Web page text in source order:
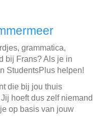
grammatica,
bij Frans? Als je in
StudentsPlus helpen!
die bij jou thuis
hoeft dus zelf niemand
op basis van jouw